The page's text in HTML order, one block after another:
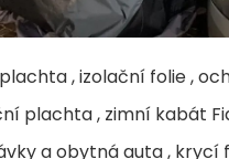
, izolační folie ,
plachta , zimní kabát
a obytná auta , krycí